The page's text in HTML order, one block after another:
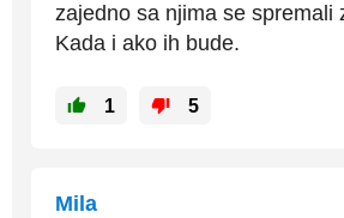
zajedno sa njima se spremali
Kada i ako ih bude.
1 5
Mila